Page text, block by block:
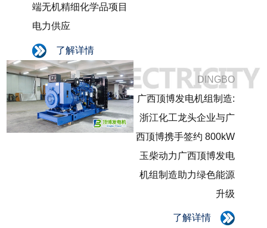
端无机精细化学品项目
电力供应
了解详情
DINGBO
广西顶博发电机组制造:
浙江化工龙头企业与广
西顶博携手签约 800kW
玉柴动力广西顶博发电
机组制造助力绿色能源
升级
了解详情